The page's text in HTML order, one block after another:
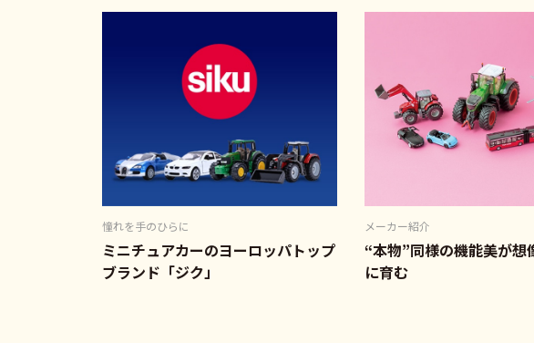
憧れを手のひらに
ミニチュアカーのヨーロッパトップ
ブランド「ジク」
メーカー紹介
“本物”同様の機能美が想
に育む